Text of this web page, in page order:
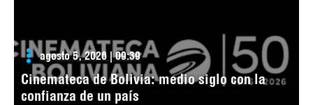
agosto 5, 2026 | 09:39
Cinemateca de Bolivia: medio siglo con la
confianza de un país